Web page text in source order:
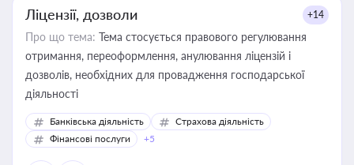
Ліцензії, дозволи +14
Про що тема: Тема стосується правового регулювання
отримання, переоформлення, анулювання ліцензій і
дозволів, необхідних для провадження господарської
діяльності
Банківська діяльність
Страхова діяльність
Фінансові послуги
+5